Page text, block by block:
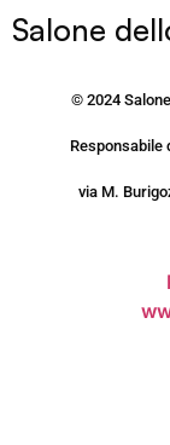
Salone
© 2024
Responsabile
via M.